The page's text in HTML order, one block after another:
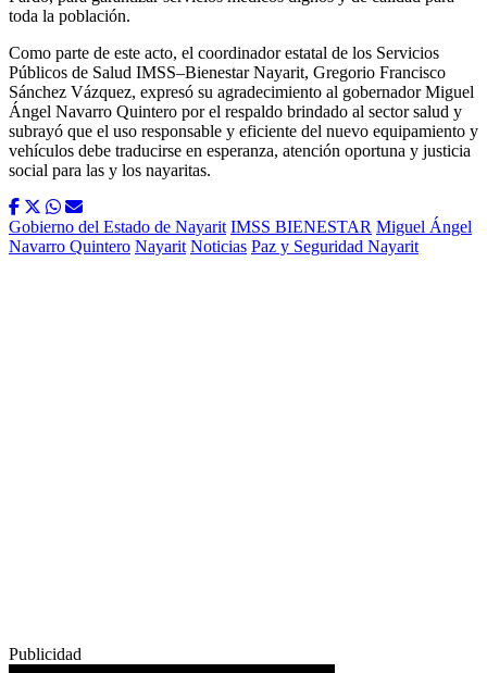
toda la población.
Como parte de este acto, el coordinador estatal de los Servicios
Públicos de Salud IMSS–Bienestar Nayarit, Gregorio Francisco
Sánchez Vázquez, expresó su agradecimiento al gobernador Miguel
Ángel Navarro Quintero por el respaldo brindado al sector salud y
subrayó que el uso responsable y eficiente del nuevo equipamiento y
vehículos debe traducirse en esperanza, atención oportuna y justicia
social para las y los nayaritas.
Gobierno del Estado de Nayarit IMSS BIENESTAR Miguel Ángel
Navarro Quintero Nayarit Noticias Paz y Seguridad Nayarit
Publicidad